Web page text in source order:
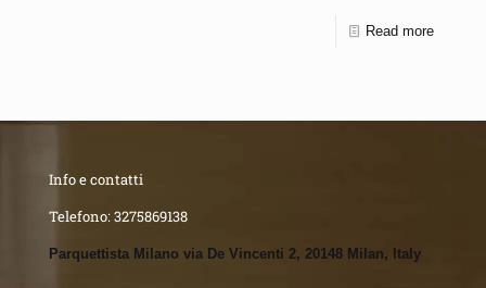
Read more
Info e contatti
Telefono:3275869138
Parquettista Milano via De Vincenti 2, 20148 Milan, Italy